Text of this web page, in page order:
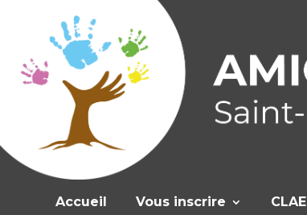
Accueil Vous inscrire CLAE